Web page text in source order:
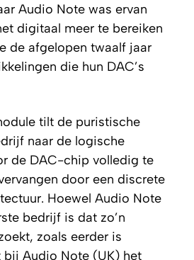
Audio Note was ervan
digitaal meer te bereiken
de afgelopen twaalf jaar
die hun DAC’s
tilt de puristische
naar de logische
de DAC-chip volledig te
door een discrete
Hoewel Audio Note
bedrijf is dat zo’n
zoals eerder is
Audio Note (UK) het